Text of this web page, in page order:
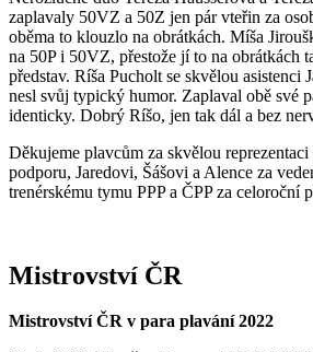
zaplavaly 50VZ a 50Z jen pár vteřin za
oběma to klouzlo na obrátkách. Míša
na 50P i 50VZ, přestože jí to na obrátkách
představ. Ríša Pucholt se skvělou asistenci
nesl svůj typický humor. Zaplaval obě své
identicky. Dobrý Ríšo, jen tak dál a bez
Děkujeme plavcům za skvělou
podporu, Jaredovi, Šášovi a Alence za
trenérskému tymu PPP a ČPP za celoroční
Mistrovství ČR
Mistrovství ČR v para plavání 2022